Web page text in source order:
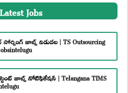
Latest Jobs
జాబ్స్ విడుదల | TS Outsourcing
జాబ్స్ నోటిఫికేషన్ | Telangana TIMS